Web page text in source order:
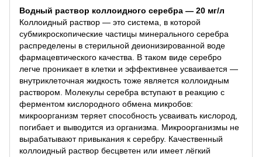
Водный раствор коллоидного серебра — 20 мг/л
Коллоидный раствор — это система, в которой
субмикроскопические частицы минерального серебра
распределены в стерильной деионизированной воде
фармацевтического качества. В таком виде серебро
легче проникает в клетки и эффективнее усваивается —
внутриклеточная жидкость тоже является коллоидным
раствором. Молекулы серебра вступают в реакцию с
ферментом кислородного обмена микробов:
микроорганизм теряет способность усваивать кислород,
погибает и выводится из организма. Микроорганизмы не
вырабатывают привыкания к серебру. Качественный
коллоидный раствор бесцветен или имеет лёгкий